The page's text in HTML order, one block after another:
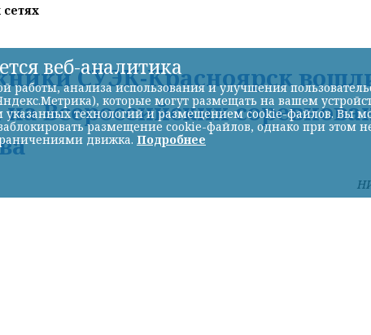
СУЭК-Красноярск
Всероссийских
веб-аналитика
работы, анализа использования и улучшения
которые могут размещать на вашем
технологий и размещением cookie-файлов. Вы
размещение cookie-файлов, однако при
движка. Подробнее